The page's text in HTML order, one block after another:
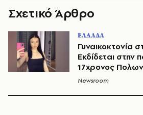
Σχετικό Άρθρο
ΕΛΛΑΔΑ
Γυναικοκτονία
Εκδίδεται στην
17χρονος
Newsroom